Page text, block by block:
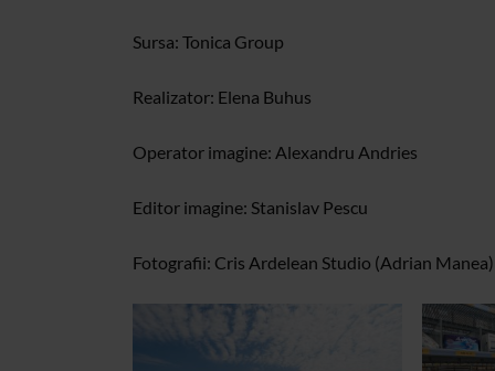
Sursa: Tonica Group
Realizator: Elena Buhus
Operator imagine: Alexandru Andries
Editor imagine: Stanislav Pescu
Fotografii: Cris Ardelean Studio (Adrian Manea)